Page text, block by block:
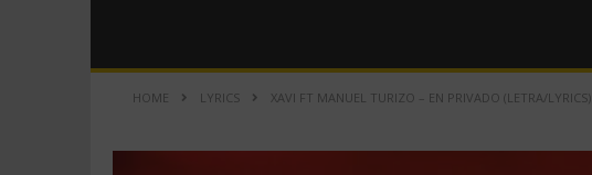
HOME LYRICS XAVI FT MANUEL TURIZO – EN PRIVADO (LETRA/LYRICS)